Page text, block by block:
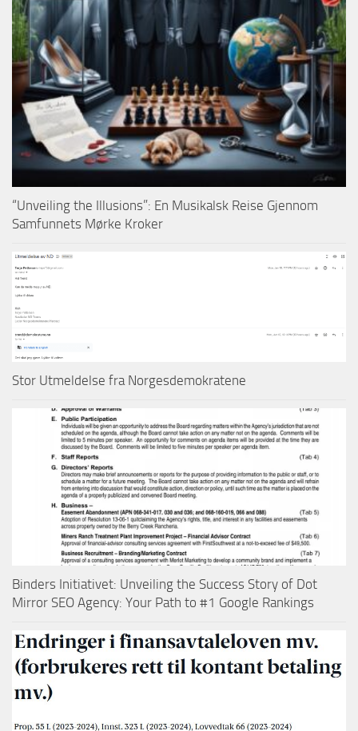
“Unveiling the Illusions”: En Musikalsk Reise Gjennom
Samfunnets Mørke Kroker
Stor Utmeldelse fra Norgesdemokratene
Binders Initiativet: Unveiling the Success Story of Dot
Mirror SEO Agency: Your Path to #1 Google Rankings